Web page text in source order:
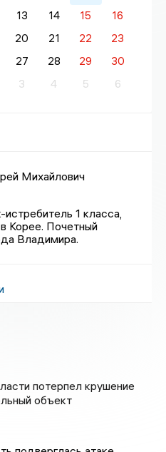
13 14 15
16
20 21 22
23
27 28 29
30
3 4 5 6
Михайлович
1 класса,
Корее. Почетный
Владимира.
потерпел крушение
объект